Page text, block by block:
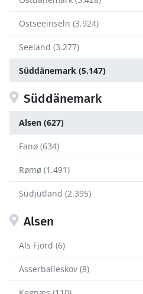
Ostseeinseln (3.924)
Seeland (3.277)
Süddänemark (5.147)
Süddänemark
Alsen (627)
Fanø (634)
Rømø (1.491)
Südjütland (2.395)
Alsen
Als Fjord (6)
Asserballeskov (8)